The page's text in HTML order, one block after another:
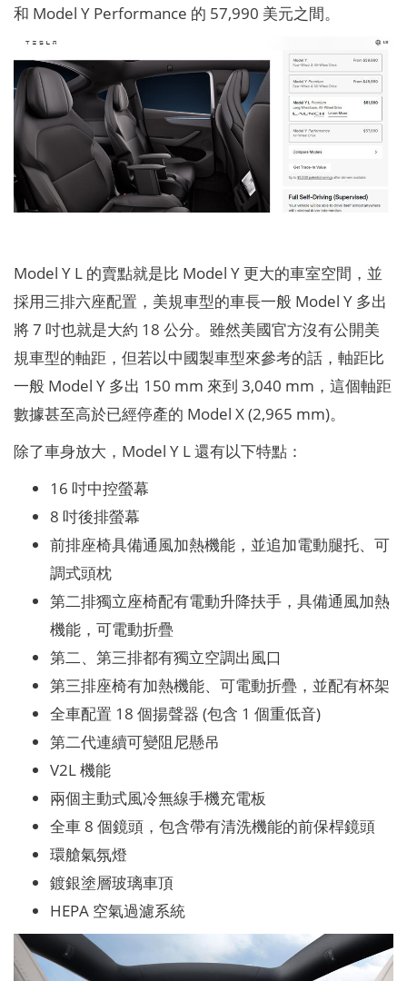
和 Model Y Performance 的 57,990 美元之間。
Model Y L 的賣點就是比 Model Y 更大的車室空間，並
採用三排六座配置，美規車型的車長一般 Model Y 多出
將 7 吋也就是大約 18 公分。雖然美國官方沒有公開美
規車型的軸距，但若以中國製車型來參考的話，軸距比
一般 Model Y 多出 150 mm 來到 3,040 mm，這個軸距
數據甚至高於已經停產的 Model X (2,965 mm)。
除了車身放大，Model Y L 還有以下特點：
16 吋中控螢幕
8 吋後排螢幕
前排座椅具備通風加熱機能，並追加電動腿托、可
調式頭枕
第二排獨立座椅配有電動升降扶手，具備通風加熱
機能，可電動折疊
第二、第三排都有獨立空調出風口
第三排座椅有加熱機能、可電動折疊，並配有杯架
全車配置 18 個揚聲器 (包含 1 個重低音)
第二代連續可變阻尼懸吊
V2L 機能
兩個主動式風冷無線手機充電板
全車 8 個鏡頭，包含帶有清洗機能的前保桿鏡頭
環艙氣氛燈
鍍銀塗層玻璃車頂
HEPA 空氣過濾系統